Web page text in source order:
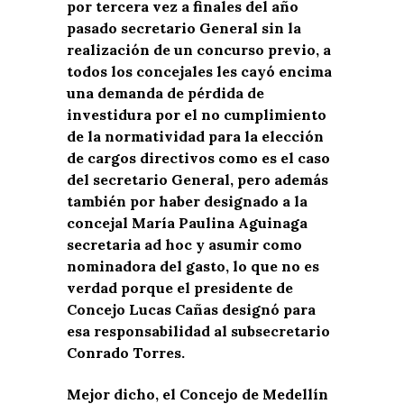
por tercera vez a finales del año
pasado secretario General sin la
realización de un concurso previo, a
todos los concejales les cayó encima
una demanda de pérdida de
investidura por el no cumplimiento
de la normatividad para la elección
de cargos directivos como es el caso
del secretario General, pero además
también por haber designado a la
concejal María Paulina Aguinaga
secretaria ad hoc y asumir como
nominadora del gasto, lo que no es
verdad porque el presidente de
Concejo Lucas Cañas designó para
esa responsabilidad al subsecretario
Conrado Torres.
Mejor dicho, el Concejo de Medellín